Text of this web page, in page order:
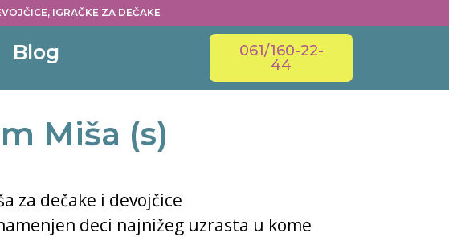
IGRAČKE ZA DEČAKE
Blog
061/160-22-
44
Miša (s)
za dečake i devojčice
deci najnižeg uzrasta u kome